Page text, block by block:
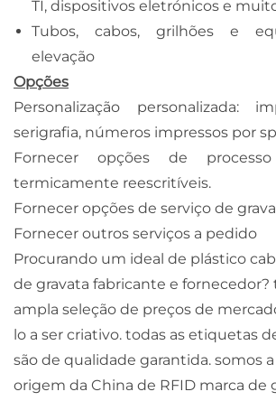
TI, dispositivos eletrónicos e
Tubos, cabos, grilhões e
elevação
Opções
Personalização personalizada:
serigrafia, números impressos por
Fornecer opções de
termicamente reescritíveis.
Fornecer opções de serviço de
Fornecer outros serviços a pedido
Procurando um ideal de plástico
de gravata fabricante e fornecedor?
ampla seleção de preços de
lo a ser criativo. todas as etiquetas
são de qualidade garantida. somos
origem da China de RFID marca de